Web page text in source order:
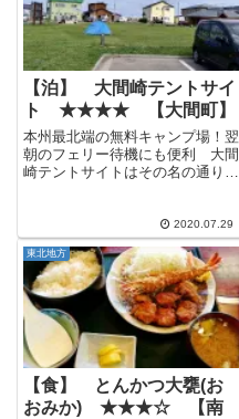
【泊】 大間崎テントサイ
ト ★★★★ 【大間町】
本州最北端の無料キャンプ場！翌
朝のフェリー待機にも便利 大間
崎テントサイトはその名の通り、
足らず、大間フェリーターミナル
までバイクで5分ほどの場所にあ
るので、翌朝便のフェリーに備
え...
2020.07.29
東北地方
【食】 とんかつ大甕(お
おみか) ★★★☆ 【南